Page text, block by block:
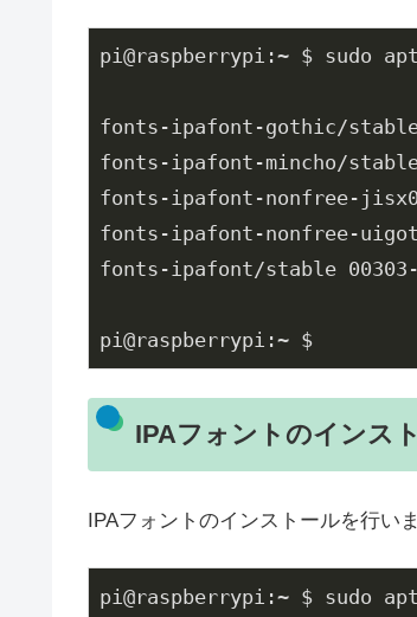
pi@raspberrypi:~ $ sudo
fonts-ipafont-gothic/
fonts-ipafont-mincho/
fonts-ipafont-nonfree-
fonts-ipafont-nonfree-
fonts-ipafont/stable
pi@raspberrypi:~ $
IPAフォントのインス
IPAフォントのインストールを行い
pi@raspberrypi:~ $ sudo